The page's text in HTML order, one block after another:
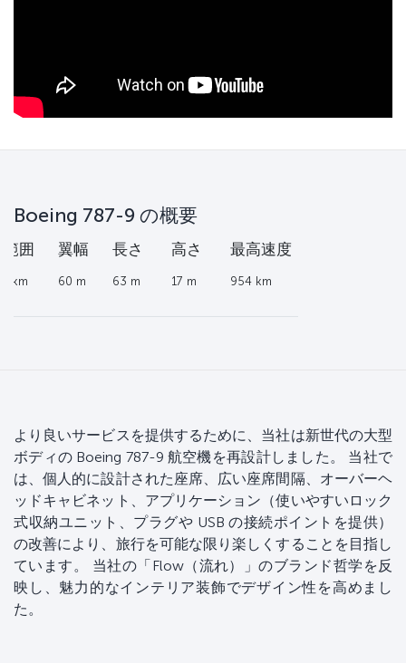
Boeing 787-9 の概要
範囲
km
翼幅
60 m
長さ
63 m
高さ
17 m
最高速度
954 km
より良いサービスを提供するために、当社は新世代の大型
ボディの Boeing 787-9 航空機を再設計しました。 当社で
は、個人的に設計された座席、広い座席間隔、オーバーヘ
ッドキャビネット、アプリケーション（使いやすいロック
式収納ユニット、プラグや USB の接続ポイントを提供）
の改善により、旅行を可能な限り楽しくすることを目指し
ています。 当社の「Flow（流れ）」のブランド哲学を反
映し、魅力的なインテリア装飾でデザイン性を高めまし
た。